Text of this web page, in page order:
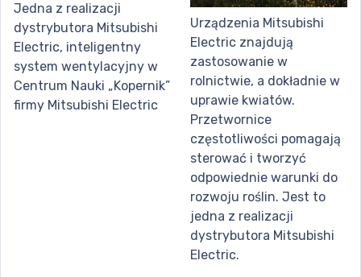
Jedna z realizacji
dystrybutora Mitsubishi
Electric, inteligentny
system wentylacyjny w
Centrum Nauki „Kopernik”
firmy Mitsubishi Electric
Urządzenia Mitsubishi
Electric znajdują
zastosowanie w
rolnictwie, a dokładnie w
uprawie kwiatów.
Przetwornice
częstotliwości pomagają
sterować i tworzyć
odpowiednie warunki do
rozwoju roślin. Jest to
jedna z realizacji
dystrybutora Mitsubishi
Electric.